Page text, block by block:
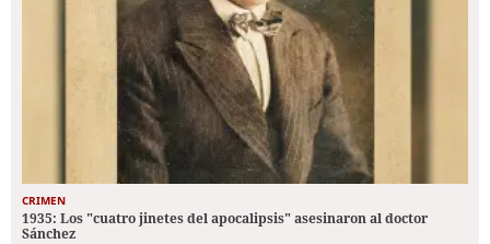
CRIMEN
1935: Los "cuatro jinetes del apocalipsis" asesinaron al doctor
Sánchez